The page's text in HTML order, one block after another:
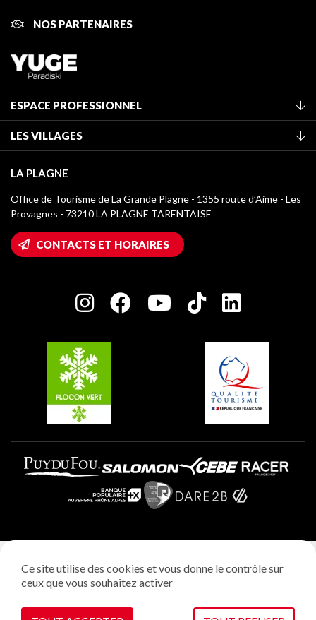
NOS PARTENAIRES
ESPACE PROFESSIONNEL
Classement des meublés
Taxe de séjour
Médiathèque
Logos La Plagne
Accès Wifi
Maison des Propriétaires
Charte des Acteurs Engagés
LES VILLAGES
Montchavin - Les Coches
Champagny-en-Vanoise
Plagne 1800
Plagne Villages
Plagne Aime 2000
LA PLAGNE
Office de Tourisme de La Grande Plagne - 1355 route d’Aime - Les
Provagnes - 73210 LA PLAGNE TARENTAISE
CONTACTS ET HORAIRES
Gestion des cookies
Ce site utilise des cookies et vous donne le contrôle sur
ceux que vous souhaitez activer